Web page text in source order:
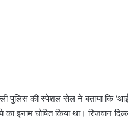
पुलिस की स्पेशल सेल ने बताया कि
इनाम घोषित किया था। रिजवान